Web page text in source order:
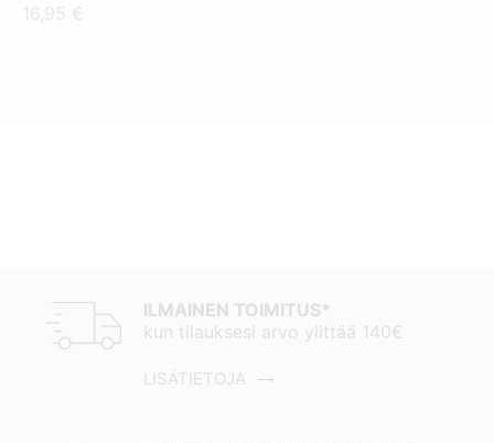
16,95 €
ILMAINEN TOIMITUS*
kun tilauksesi arvo ylittää 140€
LISÄTIETOJA